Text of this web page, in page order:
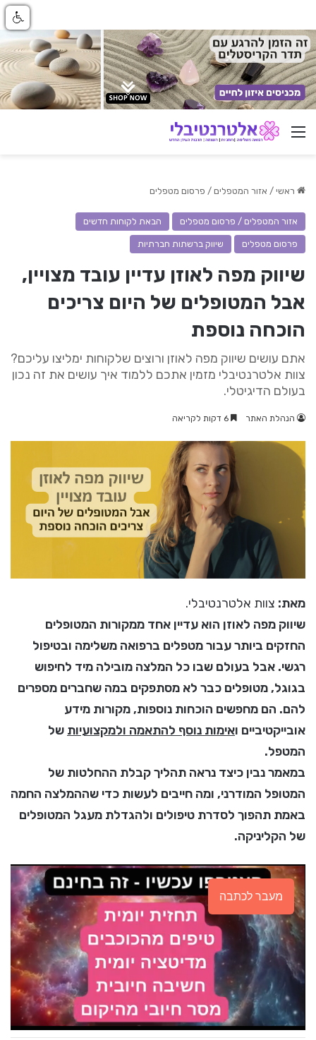
ניווט באתר
ראשי / אזור המטפלים / פרסום מטפלים
אזור המטפלים / פרסום מטפלים הבאת לקוחות חדשים
פרסום מטפלים שיווק ברשתות חברתיות
שיווק מפה לאוזן עדיין עובד מצויין,
אבל המטופלים של היום צריכים
הוכחה נוספת
אתם עושים שיווק מפה לאוזן ורוצים שלקוחות ימליצו עליכם?
צוות אלטרנטיבלי מזמין אתכם ללמוד איך עושים את זה נכון
בעולם הדיגיטלי.
הנהלת האתר
מאת: צוות אלטרנטיבלי.
שיווק מפה לאוזן הוא עדיין אחד ממקורות המטופלים
החזקים ביותר עבור מטפלים ברפואה משלימה ובטיפול
רגשי. אבל בעולם שבו כל המלצה מובילה מיד לחיפוש
בגוגל, מטופלים כבר לא מסתפקים במה שחברים מספרים
להם. הם מחפשים הוכחות נוספות, מקורות מידע
אובייקטיביים ואימות נוסף להתאמה ולמקצועיות של
המטפל.
במאמר נבין כיצד נראה תהליך קבלת ההחלטות של
המטופל המודרני, ומה חייבים לעשות כדי שההמלצה החמה
באמת תהפוך לסדרת טיפולים ולהגדלת מעגל המטופלים
של הקליניקה.
מעבר לכתבה